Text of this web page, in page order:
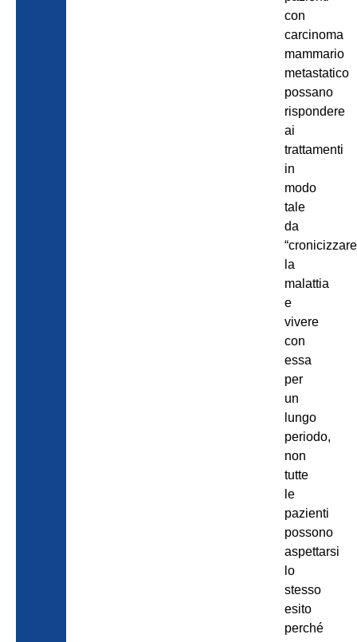
con
carcinoma
mammario
metastatico
possano
rispondere
ai
trattamenti
in
modo
tale
da
la
malattia
e
vivere
con
essa
per
un
lungo
periodo,
non
tutte
le
pazienti
possono
aspettarsi
lo
stesso
esito
perché